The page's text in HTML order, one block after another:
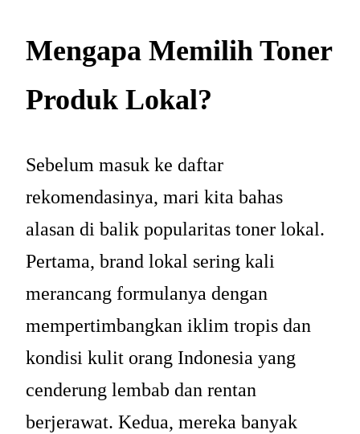
Mengapa Memilih Toner
Produk Lokal?
Sebelum masuk ke daftar
rekomendasinya, mari kita bahas
alasan di balik popularitas toner lokal.
Pertama, brand lokal sering kali
merancang formulanya dengan
mempertimbangkan iklim tropis dan
kondisi kulit orang Indonesia yang
cenderung lembab dan rentan
berjerawat. Kedua, mereka banyak